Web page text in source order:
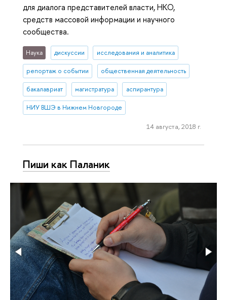
для диалога представителей власти, НКО,
средств массовой информации и научного
сообщества.
Наука дискуссии исследования и аналитика
репортаж о событии общественная деятельность
бакалавриат магистратура аспирантура
НИУ ВШЭ в Нижнем Новгороде
14 августа, 2018 г.
Пиши как Паланик